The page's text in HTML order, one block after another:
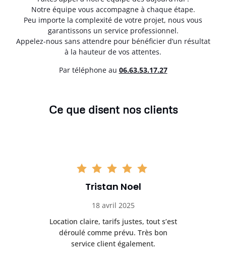
Notre équipe vous accompagne à chaque étape.
Peu importe la complexité de votre projet, nous vous
garantissons un service professionnel.
Appelez-nous sans attendre pour bénéficier d’un résultat
à la hauteur de vos attentes.
Par téléphone au 06.63.53.17.27
Ce que disent nos clients
Tristan Noel
18 avril 2025
Location claire, tarifs justes, tout s’est
déroulé comme prévu. Très bon
service client également.